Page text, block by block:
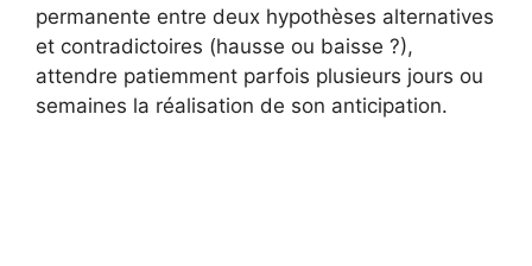
permanente entre deux hypothèses alternatives
et contradictoires (hausse ou baisse ?),
attendre patiemment parfois plusieurs jours ou
semaines la réalisation de son anticipation.